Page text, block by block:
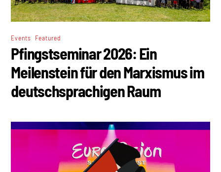
Events Featured
Pfingstseminar 2026: Ein
Meilenstein für den Marxismus im
deutschsprachigen Raum